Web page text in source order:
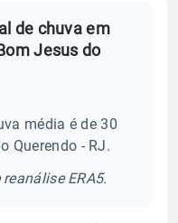
de chuva em
Jesus do
média é de 30
Querendo - RJ.
ERA5.